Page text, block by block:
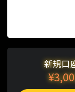
新規口